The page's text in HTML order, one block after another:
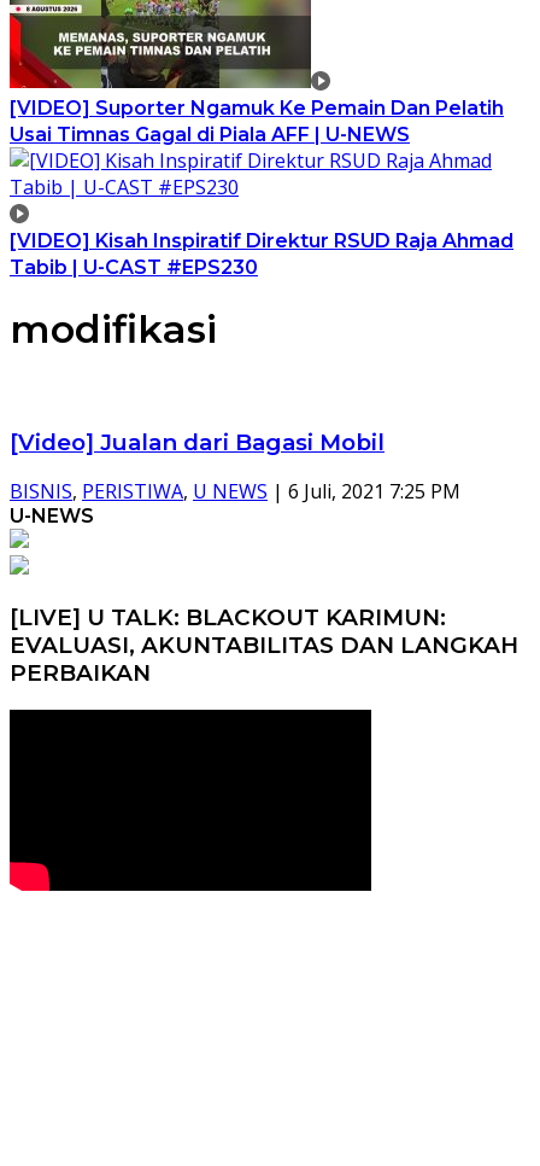
[VIDEO] Suporter Ngamuk Ke Pemain Dan Pelatih
Usai Timnas Gagal di Piala AFF | U-NEWS
[VIDEO] Kisah Inspiratif Direktur RSUD Raja Ahmad
Tabib | U-CAST #EPS230
modifikasi
[Video] Jualan dari Bagasi Mobil
BISNIS, PERISTIWA, U NEWS | 6 Juli, 2021 7:25 PM
U-NEWS
[LIVE] U TALK: BLACKOUT KARIMUN:
EVALUASI, AKUNTABILITAS DAN LANGKAH
PERBAIKAN